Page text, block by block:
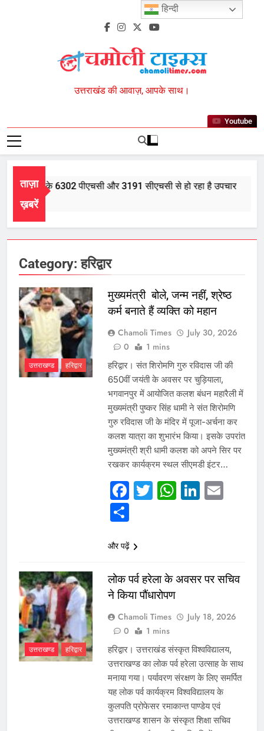
Chamoli Times
उत्तराखंड की आवाज़, आपके साथ।
Youtube
ताज़ा
ख़बरें
आयुर्वेद के 6302 पीएचसी और 3191 सीएचसी से हो रहा है उपचार
2026
Category:हरिद्वार
उत्तराखण्ड हरिद्वार
मुख्यमंत्री बोले, जन्म नहीं, श्रेष्ठ
कर्म बनाते हैं व्यक्ति को महान
Chamoli Times
July 30, 2026
0
1 mins
हरिद्वार। संत शिरोमणि गुरु रविदास जी की
650वीं जयंती के अवसर पर चुड़ियाला,
भगवानपुर में आयोजित कलश बंधन महारैली में
मुख्यमंत्री पुष्कर सिंह धामी ने संत शिरोमणि
गुरु रविदास जी के मंदिर में पूजा-अर्चना कर
कलश यात्रा का शुभारंभ किया। इसके उपरांत
मुख्यमंत्री श्री धामी कलश को अपने सिर पर
रखकर कार्यक्रम स्थल सीएमडी इंटर…
Facebook
Twitter
Share
और पढ़ें
उत्तराखण्ड हरिद्वार
लोक पर्व हरेला के अवसर पर सचिव
ने किया पौंधारोपण
Chamoli Times
July 18, 2026
0
1 mins
हरिद्वार। उत्तराखंड संस्कृत विश्वविद्यालय,
उत्तराखण्ड का लोक पर्व हरेला उत्साह के साथ
मनाया गया। पर्यावरण संरक्षण के लिए समर्पित
यह लोक पर्व कार्यक्रम विश्वविद्यालय के
कुलपति प्रोफेसर रमाकान्त पाण्डेय एवं
उत्तराखण्ड शासन के संस्कृत शिक्षा सचिव
हिन्दी